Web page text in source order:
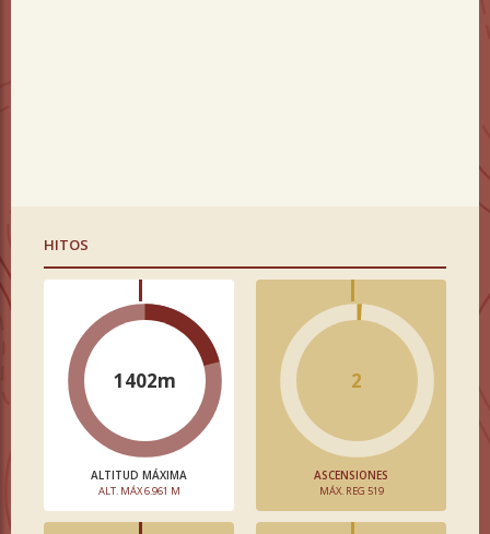
HITOS
1402m
ALTITUD MÁXIMA
ALT. MÁX 6.961 M
2
ASCENSIONES
MÁX. REG 519